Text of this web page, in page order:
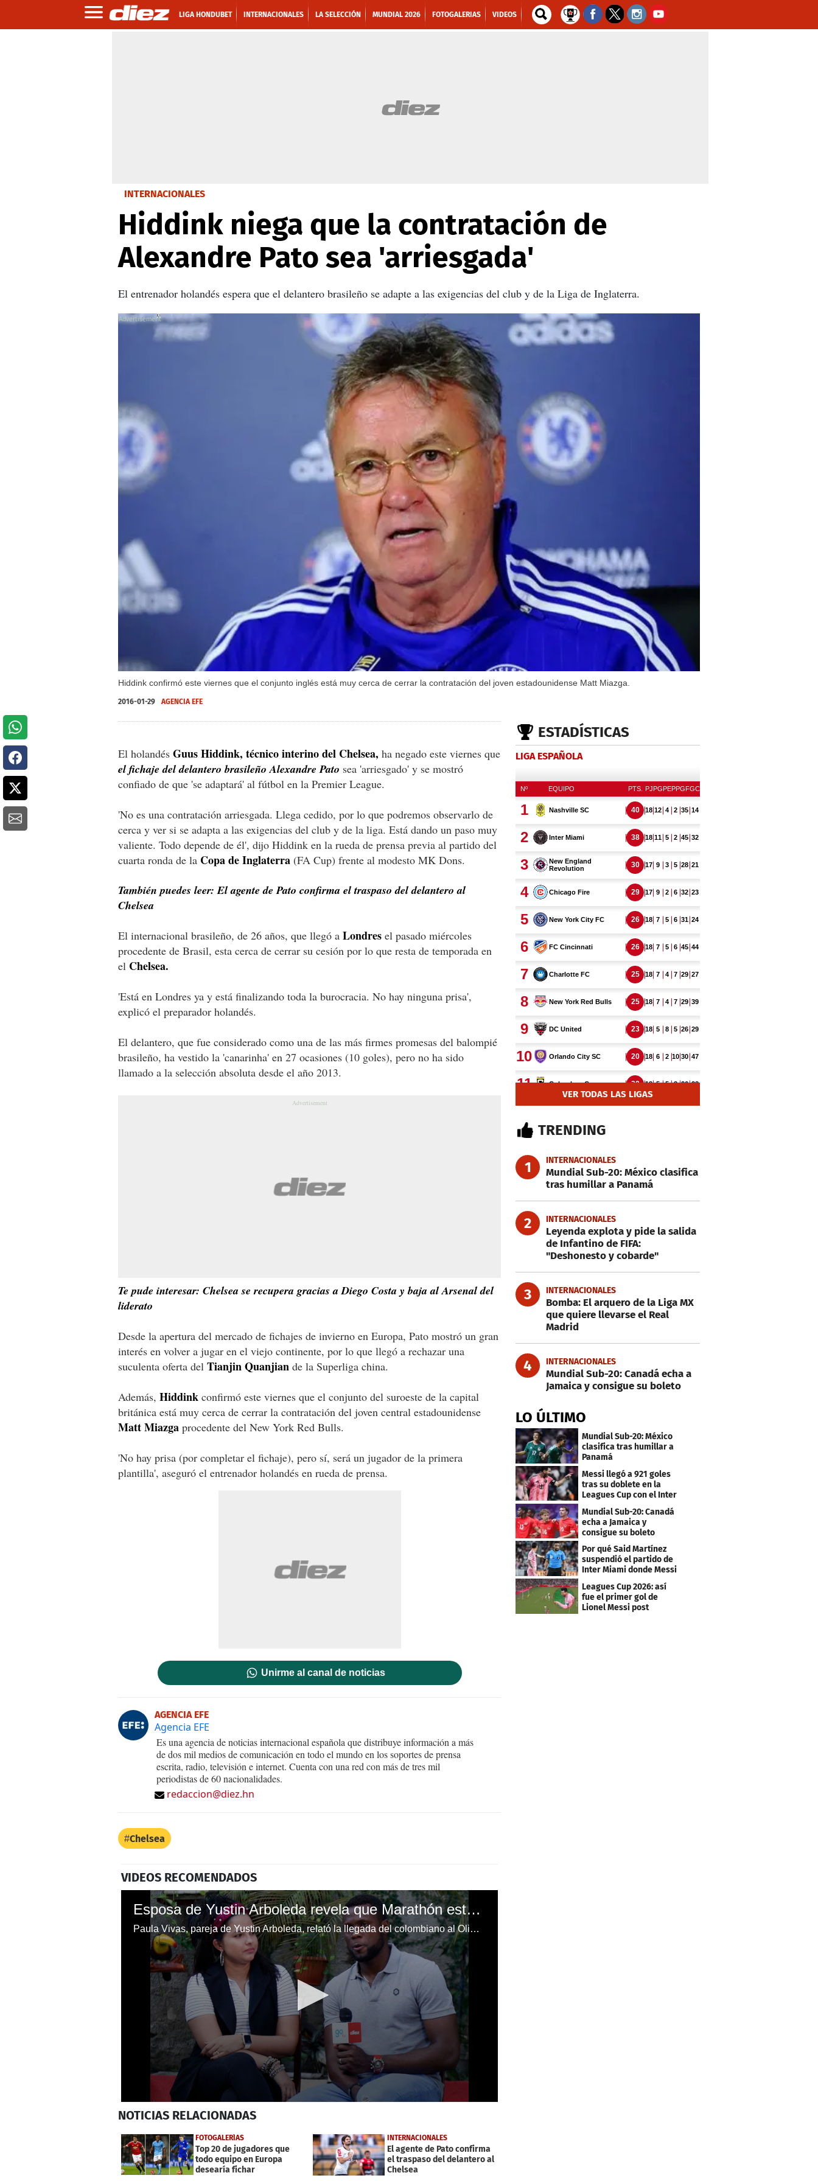
LIGA HONDUBET INTERNACIONALES LA SELECCIÓN MUNDIAL 2026 FOTOGALERIAS VIDEOS
INTERNACIONALES
Hiddink niega que la contratación de
Alexandre Pato sea 'arriesgada'
El entrenador holandés espera que el delantero brasileño se adapte a las exigencias del club y de la Liga de Inglaterra.
Hiddink confirmó este viernes que el conjunto inglés está muy cerca de cerrar la contratación del joven estadounidense Matt Miazga.
X
2016-01-29 AGENCIA EFE
El holandés Guus Hiddink, técnico interino del Chelsea, ha negado este viernes que
el fichaje del delantero brasileño Alexandre Pato sea 'arriesgado' y se mostró
confiado de que 'se adaptará' al fútbol en la Premier League.
'No es una contratación arriesgada. Llega cedido, por lo que podremos observarlo de
cerca y ver si se adapta a las exigencias del club y de la liga. Está dando un paso muy
valiente. Todo depende de él', dijo Hiddink en la rueda de prensa previa al partido del
cuarta ronda de la Copa de Inglaterra (FA Cup) frente al modesto MK Dons.
También puedes leer: El agente de Pato confirma el traspaso del delantero al
Chelsea
El internacional brasileño, de 26 años, que llegó a Londres el pasado miércoles
procedente de Brasil, esta cerca de cerrar su cesión por lo que resta de temporada en
el Chelsea.
'Está en Londres ya y está finalizando toda la burocracia. No hay ninguna prisa',
explicó el preparador holandés.
El delantero, que fue considerado como una de las más firmes promesas del balompié
brasileño, ha vestido la 'canarinha' en 27 ocasiones (10 goles), pero no ha sido
llamado a la selección absoluta desde el año 2013.
Te pude interesar: Chelsea se recupera gracias a Diego Costa y baja al Arsenal del
liderato
Desde la apertura del mercado de fichajes de invierno en Europa, Pato mostró un gran
interés en volver a jugar en el viejo continente, por lo que llegó a rechazar una
suculenta oferta del Tianjin Quanjian de la Superliga china.
Además, Hiddink confirmó este viernes que el conjunto del suroeste de la capital
británica está muy cerca de cerrar la contratación del joven central estadounidense
Matt Miazga procedente del New York Red Bulls.
'No hay prisa (por completar el fichaje), pero sí, será un jugador de la primera
plantilla', aseguró el entrenador holandés en rueda de prensa.
Unirme al canal de noticias
AGENCIA EFE
Agencia EFE
Es una agencia de noticias internacional española que distribuye información a más
de dos mil medios de comunicación en todo el mundo en los soportes de prensa
escrita, radio, televisión e internet. Cuenta con una red con más de tres mil
periodistas de 60 nacionalidades.
redaccion@diez.hn
Chelsea
VIDEOS RECOMENDADOS
Esposa de Yustin Arboleda revela que Marathón está endeudado con el delantero
Paula Vivas, pareja de Yustin Arboleda, relató la llegada del colombiano al Olimpia y confiesa que quedaron esperando el contrato de Marathón para firmarlo.
seconds
6
minutes,
39
secondsVolume
0%
NOTICIAS RELACIONADAS
FOTOGALERÍAS
Top 20 de jugadores que
todo equipo en Europa
desearía fichar
INTERNACIONALES
El agente de Pato confirma
el traspaso del delantero al
Chelsea
ESTADÍSTICAS
LIGA ESPAÑOLA
VER TODAS LAS LIGAS
TRENDING
1 INTERNACIONALES
Mundial Sub-20: México clasifica
tras humillar a Panamá
2 INTERNACIONALES
Leyenda explota y pide la salida
de Infantino de FIFA:
"Deshonesto y cobarde"
3 INTERNACIONALES
Bomba: El arquero de la Liga MX
que quiere llevarse el Real
Madrid
4 INTERNACIONALES
Mundial Sub-20: Canadá echa a
Jamaica y consigue su boleto
LO ÚLTIMO
Mundial Sub-20: México
clasifica tras humillar a
Panamá
Messi llegó a 921 goles
tras su doblete en la
Leagues Cup con el Inter
Miami
Mundial Sub-20: Canadá
echa a Jamaica y
consigue su boleto
Por qué Said Martínez
suspendió el partido de
Inter Miami donde Messi
Leagues Cup 2026: así
fue el primer gol de
Lionel Messi post